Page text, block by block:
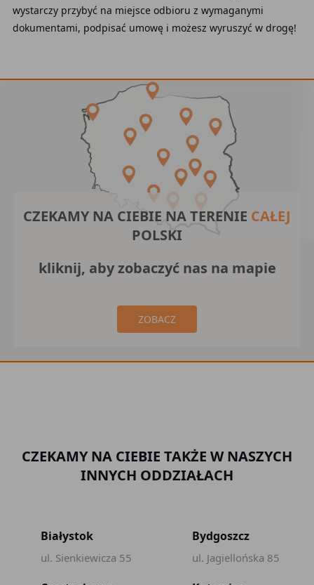
wystarczy przybyć na miejsce odbioru z wymaganymi
dokumentami, podpisać umowę i możesz wyruszyć w drogę!
CZEKAMY NA CIEBIE NA TERENIE CAŁEJ
POLSKI
kliknij, aby zobaczyć nas na mapie
ZOBACZ
CZEKAMY NA CIEBIE TAKŻE W NASZYCH
INNYCH ODDZIAŁACH
Białystok
ul. Sienkiewicza 55
Bydgoszcz
ul. Jagiellońska 85